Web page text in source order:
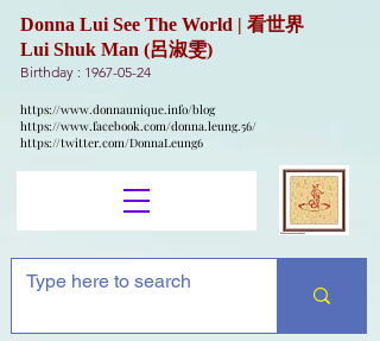
Donna Lui See The World | 看世界
Lui Shuk Man (呂淑雯)
Birthday : 1967-05-24
https://www.donnaunique.info/blog
https://www.facebook.com/donna.leung.56/
https://twitter.com/DonnaLeung6